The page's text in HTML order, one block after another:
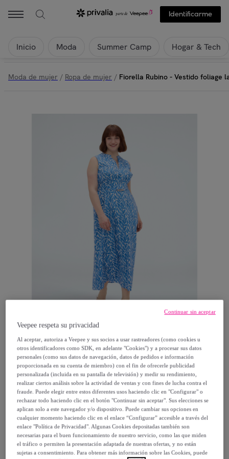
Identificarme
Inicio Moda Summer Camp Hogar & Tech
Moda de mujer / Ropa de mujer / Fiorella Rubino - Vestido foliage
Fiorella Rubino
Fiorella Rubino - Vestido foliage largo de
algodón - Light - blue
51,60 €
129, €
Veepee respeta su privacidad
Al aceptar, autoriza a Veepee y sus socios a usar rastreadores (como cookies u
otros identificadores como SDK, en adelante "Cookies") y a procesar sus datos
personales (como sus datos de navegación, datos de pedidos e información
proporcionada en su cuenta de miembro) con el fin de ofrecerle publicidad
personalizada (incluida en su pantalla de televisión) y medir su rendimiento,
realizar ciertos análisis sobre la actividad de ventas y con fines de lucha contra el
fraude. Puede elegir entre estos diferentes usos haciendo clic en "Configurar" o
rechazar todo haciendo clic en el botón "Continuar sin aceptar". Sus elecciones se
aplican solo a este navegador y/o dispositivo. Puede cambiar sus opciones en
cualquier momento haciendo clic en el enlace “Configurar” accesible a través del
enlace "Política de Privacidad". Algunas Cookies depositadas también son
necesarias para el buen funcionamiento de nuestro servicio, como las que miden
el tráfico o permiten la presentación adaptada de nuestras ofertas, y no están
sujetas a consentimiento. Para obtener más información sobre las Cookies, puede
Continuar sin aceptar